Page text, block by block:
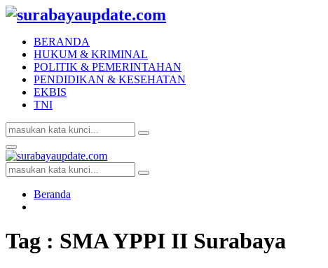
BERANDA
HUKUM & KRIMINAL
POLITIK & PEMERINTAHAN
PENDIDIKAN & KESEHATAN
EKBIS
TNI
Search
for:
Search
Facebook
Twitter
Youtube
Primary
Menu
Search
for:
Search
Beranda
Tag : SMA YPPI II Surabaya